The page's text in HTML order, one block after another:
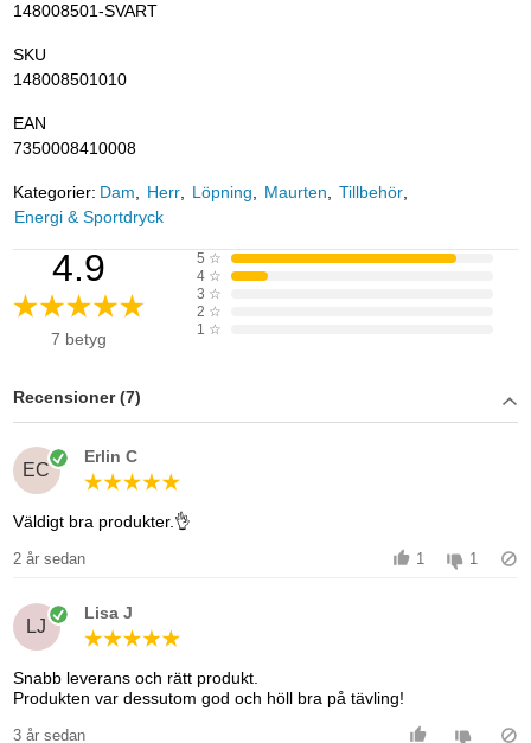
148008501-SVART
SKU
148008501010
EAN
7350008410008
Kategorier: Dam Herr Löpning Maurten
Tillbehör
Energi & Sportdryck
4.9
7 betyg
5 ☆
4 ☆
3 ☆
2 ☆
1 ☆
Recensioner (7)
EC
Erlin C
Väldigt bra produkter.👌
2 år sedan 1 1
LJ
Lisa J
Snabb leverans och rätt produkt.
Produkten var dessutom god och höll bra på tävling!
3 år sedan